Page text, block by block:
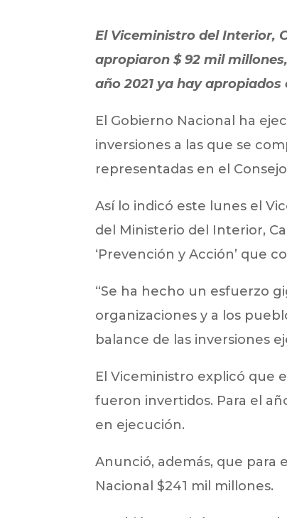
El Viceministro del Interior,
apropiaron $ 92 mil
año 2021 ya hay
El Gobierno Nacional ha
inversiones a las que se
representadas en el
Así lo indicó este lunes el
del Ministerio del Interior,
‘Prevención y Acción’ que
“Se ha hecho un esfuerzo
organizaciones y a los
balance de las inversiones
El Viceministro explicó que
fueron invertidos. Para el
en ejecución.
Anunció, además, que para
Nacional $241 mil millones.